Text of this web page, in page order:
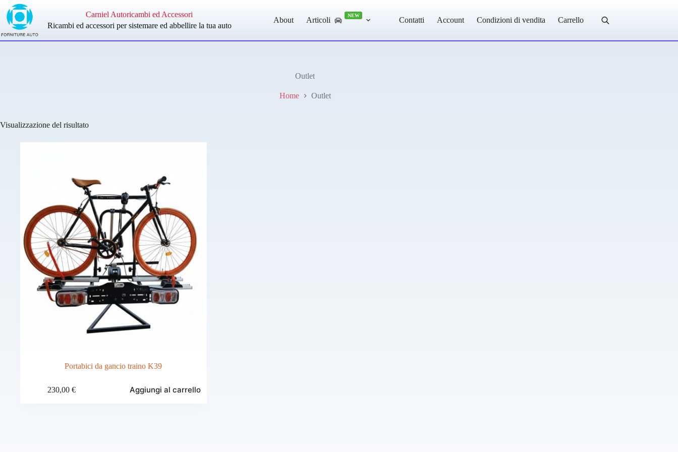
Salta
contenuto
Carniel Autoricambi ed Accessori
Ricambi ed accessori per sistemare ed abbellire la tua auto
About Articoli
NEW
Contatti Account Condizioni di vendita Carrello
Outlet
Home Outlet
Visualizzazione del risultato
Portabici da gancio traino K39
230,00€ Aggiungi al carrello